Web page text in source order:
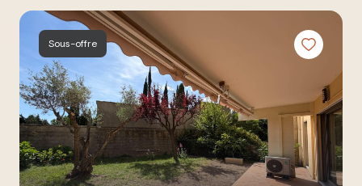
à nos
côtés
ESTIMATION
NOUS
REJOINDRE
CONTACT
Sous-offre